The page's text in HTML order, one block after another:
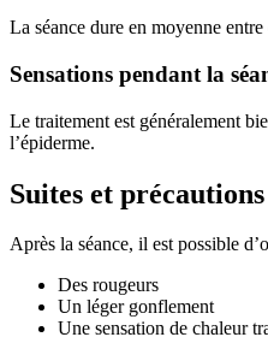
La séance dure en moyenne
Sensations pendant la
Le traitement est généralement
l’épiderme.
Suites et
Après la séance, il est possible
Des rougeurs
Un léger gonflement
Une sensation de chaleur